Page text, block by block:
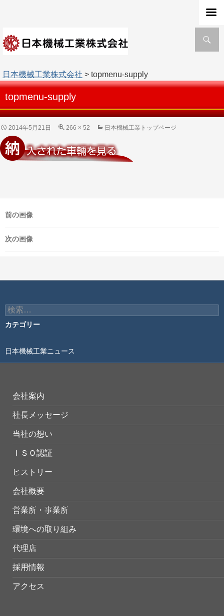
索
日本機械工業株式会社 > topmenu-supply
topmenu-supply
2014年5月21日 266 × 52 日本機械工業トップページ
前の画像
次の画像
検
索:
カテゴリー
日本機械工業ニュース
会社案内
社長メッセージ
当社の想い
ＩＳＯ認証
ヒストリー
会社概要
営業所・事業所
環境への取り組み
代理店
採用情報
アクセス